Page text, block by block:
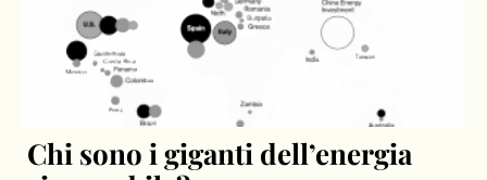
Chi sono i giganti dell’energia